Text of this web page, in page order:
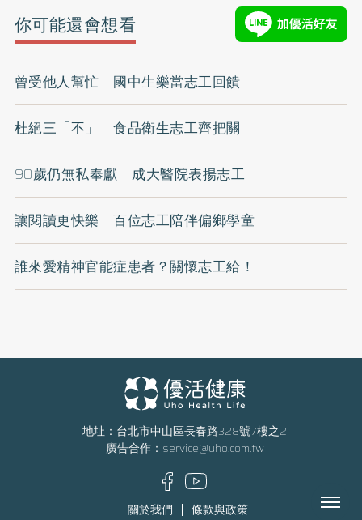
你可能還會想看
曾受他人幫忙 國中生樂當志工回饋
杜絕三「不」 食品衛生志工齊把關
90歲仍無私奉獻 成大醫院表揚志工
讓閱讀更快樂 百位志工陪伴偏鄉學童
誰來愛精神官能症患者？關懷志工給！
地址：台北市中山區長春路328號7樓之2
廣告合作： service@uho.com.tw
關於我們 條款與政策 Menu